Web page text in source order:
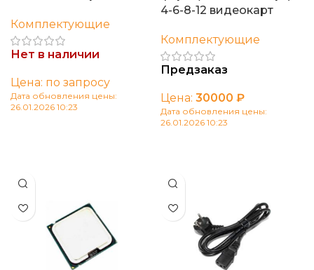
Комплектующие
Нет в наличии
Цена: по запросу
Дата обновления цены:
26.01.2026 10:23
4-6-8-12 видеокарт
Комплектующие
Предзаказ
Цена: 30000 ₽
Дата обновления цены:
26.01.2026 10:23